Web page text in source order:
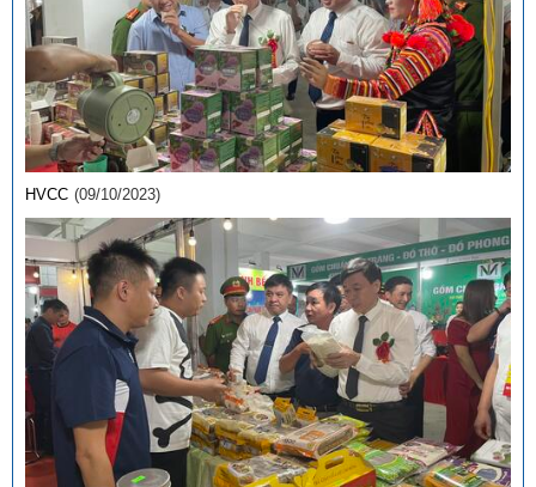
HVCC (09/10/2023)